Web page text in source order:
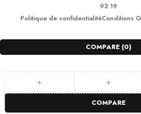
92 19
Politique de confidentialitéConditions
COMPARE (0)
COMPARE